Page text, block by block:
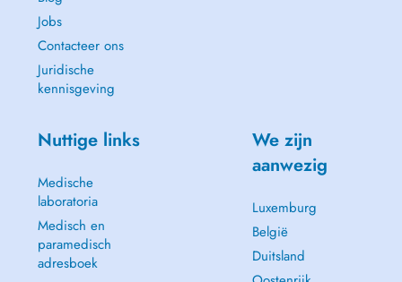
Jobs
Contacteer ons
Juridische
kennisgeving
Nuttige links
Medische
laboratoria
Medisch en
paramedisch
adresboek
We zijn
aanwezig
Luxemburg
België
Duitsland